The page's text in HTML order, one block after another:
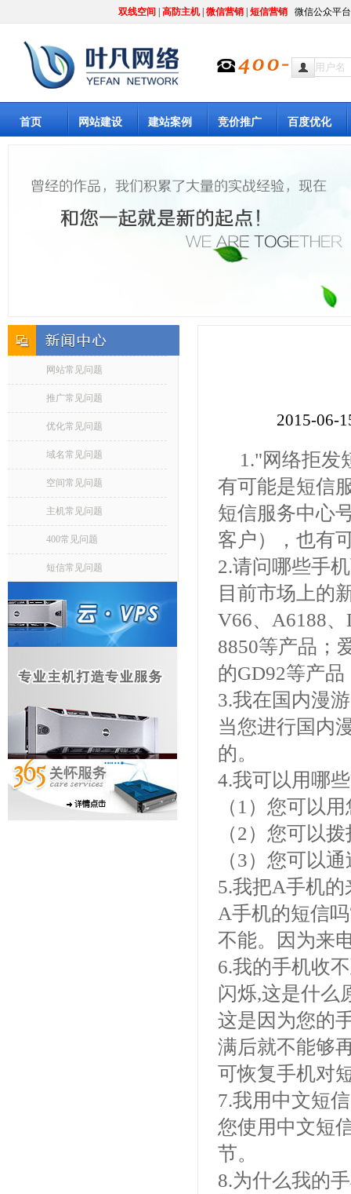
双线空间 高防主机| 微信营销 短信营销 微信公众平
首页 网站建设 建站案例 竞价推广 百度优化
网站常见问题
推广常见问题
优化常见问题
域名常见问题
空间常见问题
主机常见问题
400常见问题
短信常见问题
2015-06-
1."网络拒发
有可能是短信
短信服务中心
客户），也有
2.请问哪些手
目前市场上的
V66、A6188
8850等产品；
的GD92等产
3.我在国内漫
当您进行国内
的。
4.我可以用哪
（1）您可以
（2）您可以
（3）您可以
5.我把A手机
A手机的短信
不能。因为来
6.我的手机收
闪烁,这是什么
这是因为您的
满后就不能够
可恢复手机对
7.我用中文短
您使用中文短
节。
8.为什么我的